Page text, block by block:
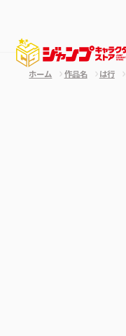
ホーム 作品名 は行